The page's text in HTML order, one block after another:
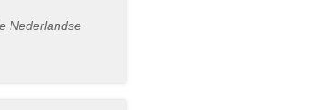
Nederlandse